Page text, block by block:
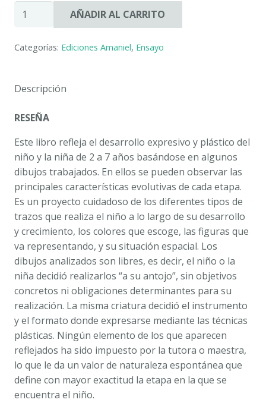
¿CÓMO
DIBUJOS
LOS
NIÑOS
Y
Desarrollo
de
la
expresión
plástica
en
niños
y
niñas
de
2
a
7
años.
AGUSTINA
HERNÁNDEZ
HERRERO
cantidad
AÑADIR AL CARRITO
Categorías: Ediciones Amaniel, Ensayo
Descripción
RESEÑA
Este libro refleja el desarrollo expresivo y plástico del
niño y la niña de 2 a 7 años basándose en algunos
dibujos trabajados. En ellos se pueden observar las
principales características evolutivas de cada etapa.
Es un proyecto cuidadoso de los diferentes tipos de
trazos que realiza el niño a lo largo de su desarrollo
y crecimiento, los colores que escoge, las figuras que
va representando, y su situación espacial. Los
dibujos analizados son libres, es decir, el niño o la
niña decidió realizarlos “a su antojo”, sin objetivos
concretos ni obligaciones determinantes para su
realización. La misma criatura decidió el instrumento
y el formato donde expresarse mediante las técnicas
plásticas. Ningún elemento de los que aparecen
reflejados ha sido impuesto por la tutora o maestra,
lo que le da un valor de naturaleza espontánea que
define con mayor exactitud la etapa en la que se
encuentra el niño.